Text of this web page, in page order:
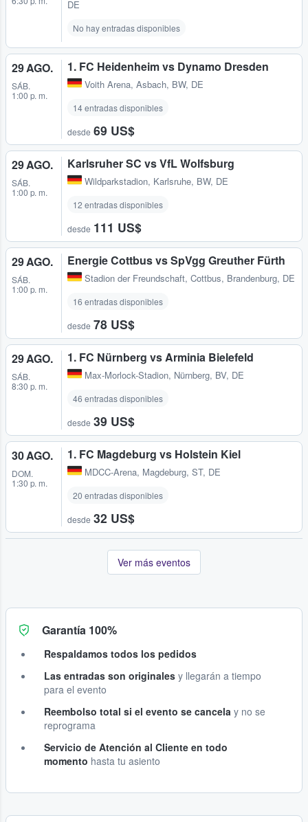
DE
No hay entradas disponibles
29 AGO.
SÁB.
1:00 p. m.
1. FC Heidenheim vs Dynamo Dresden
Voith Arena, Asbach, BW, DE
14 entradas disponibles
desde 69 US$
29 AGO.
SÁB.
1:00 p. m.
Karlsruher SC vs VfL Wolfsburg
Wildparkstadion, Karlsruhe, BW, DE
12 entradas disponibles
desde 111 US$
29 AGO.
SÁB.
1:00 p. m.
Energie Cottbus vs SpVgg Greuther Fürth
Stadion der Freundschaft, Cottbus, Brandenburg, DE
16 entradas disponibles
desde 78 US$
29 AGO.
SÁB.
8:30 p. m.
1. FC Nürnberg vs Arminia Bielefeld
Max-Morlock-Stadion, Nürnberg, BV, DE
46 entradas disponibles
desde 39 US$
30 AGO.
DOM.
1:30 p. m.
1. FC Magdeburg vs Holstein Kiel
MDCC-Arena, Magdeburg, ST, DE
20 entradas disponibles
desde 32 US$
Ver más eventos
Garantía 100%
Respaldamos todos los pedidos
Las entradas son originales y llegarán a tiempo
para el evento
Reembolso total si el evento se cancela y no se
reprograma
Servicio de Atención al Cliente en todo
momento hasta tu asiento